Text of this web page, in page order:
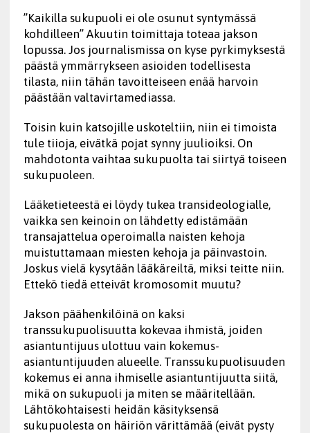
”Kaikilla sukupuoli ei ole osunut syntymässä
kohdilleen” Akuutin toimittaja toteaa jakson
lopussa. Jos journalismissa on kyse pyrkimyksestä
päästä ymmärrykseen asioiden todellisesta
tilasta, niin tähän tavoitteiseen enää harvoin
päästään valtavirtamediassa.
Toisin kuin katsojille uskoteltiin, niin ei timoista
tule tiioja, eivätkä pojat synny juulioiksi. On
mahdotonta vaihtaa sukupuolta tai siirtyä toiseen
sukupuoleen.
Lääketieteestä ei löydy tukea transideologialle,
vaikka sen keinoin on lähdetty edistämään
transajattelua operoimalla naisten kehoja
muistuttamaan miesten kehoja ja päinvastoin.
Joskus vielä kysytään lääkäreiltä, miksi teitte niin.
Ettekö tiedä etteivät kromosomit muutu?
Jakson päähenkilöinä on kaksi
transsukupuolisuutta kokevaa ihmistä, joiden
asiantuntijuus ulottuu vain kokemus-
asiantuntijuuden alueelle. Transsukupuolisuuden
kokemus ei anna ihmiselle asiantuntijuutta siitä,
mikä on sukupuoli ja miten se määritellään.
Lähtökohtaisesti heidän käsityksensä
sukupuolesta on häiriön värittämää (eivät pysty